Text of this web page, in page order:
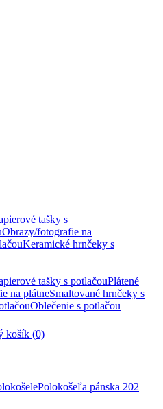
tašky s
Obrazy/fotografie na
Keramické hrnčeky s
tašky s potlačouPlátené
na plátneSmaltované hrnčeky s
Oblečenie s potlačou
košík (0)
Polokošeľa pánska 202